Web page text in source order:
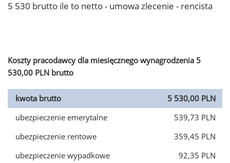
5 530 brutto ile to netto - umowa zlecenie - rencista
Koszty pracodawcy dla miesięcznego wynagrodzenia 5
530,00 PLN brutto
kwota brutto
5 530,00 PLN
ubezpieczenie emerytalne
539,73 PLN
ubezpieczenie rentowe
359,45 PLN
ubezpieczenie wypadkowe
92,35 PLN